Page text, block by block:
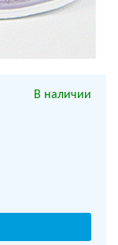
В наличии